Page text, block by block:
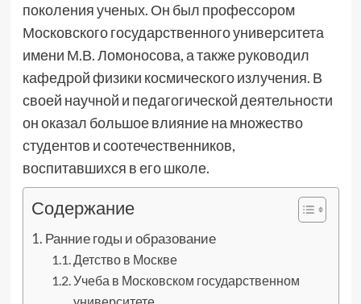
поколения ученых. Он был профессором
Московского государственного университета
имени М.В. Ломоносова, а также руководил
кафедрой физики космического излучения. В
своей научной и педагогической деятельности
он оказал большое влияние на множество
студентов и соотечественников,
воспитавшихся в его школе.
Содержание
Ранние годы и образование
Детство в Москве
Учеба в Московском государственном